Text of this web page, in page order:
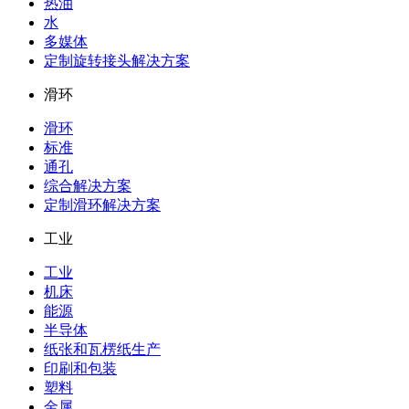
热油
水
多媒体
定制旋转接头解决方案
滑环
滑环
标准
通孔
综合解决方案
定制滑环解决方案
工业
工业
机床
能源
半导体
纸张和瓦楞纸生产
印刷和包装
塑料